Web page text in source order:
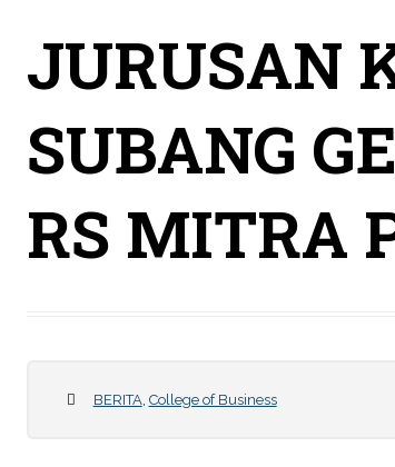
JURUSAN
SUBANG
RS MITRA
BERITA, College of Business